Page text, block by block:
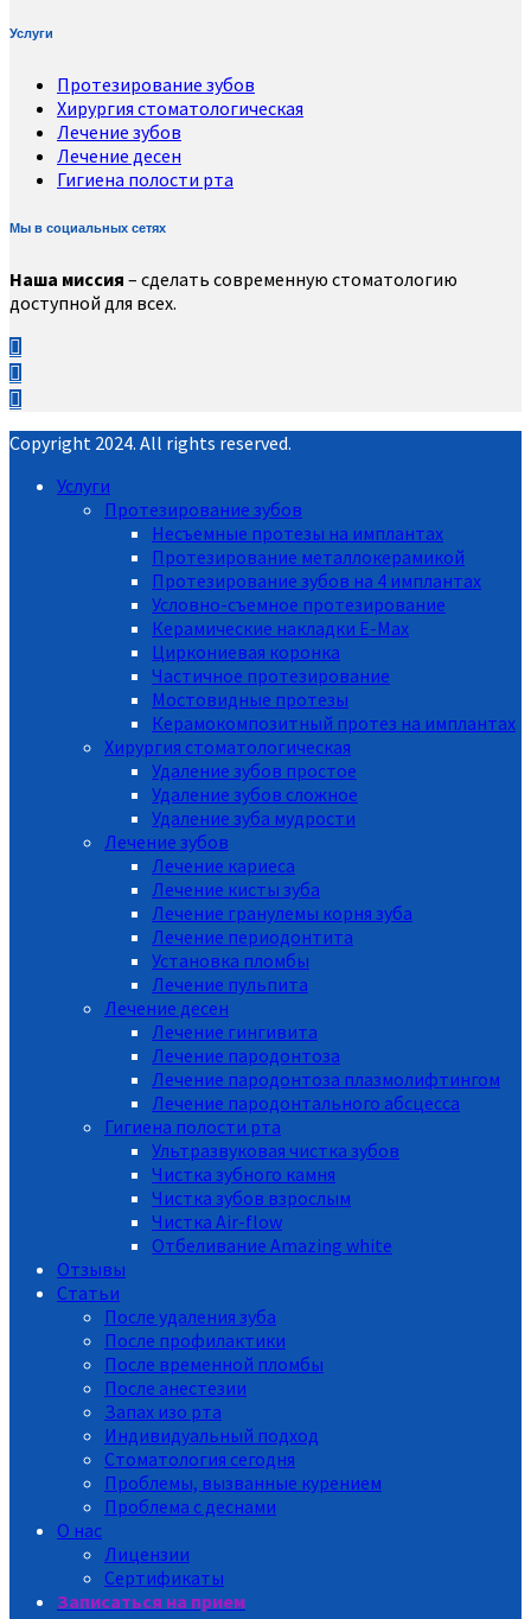
Услуги
Протезирование зубов
Хирургия стоматологическая
Лечение зубов
Лечение десен
Гигиена полости рта
Мы в социальных сетях
Наша миссия – сделать современную стоматологию
доступной для всех.
Copyright 2024. All rights reserved.
Услуги
Протезирование зубов
Несъемные протезы на имплантах
Протезирование металлокерамикой
Протезирование зубов на 4 имплантах
Условно-съемное протезирование
Керамические накладки E-Max
Циркониевая коронка
Частичное протезирование
Мостовидные протезы
Керамокомпозитный протез на имплантах
Хирургия стоматологическая
Удаление зубов простое
Удаление зубов сложное
Удаление зуба мудрости
Лечение зубов
Лечение кариеса
Лечение кисты зуба
Лечение гранулемы корня зуба
Лечение периодонтита
Установка пломбы
Лечение пульпита
Лечение десен
Лечение гингивита
Лечение пародонтоза
Лечение пародонтоза плазмолифтингом
Лечение пародонтального абсцесса
Гигиена полости рта
Ультразвуковая чистка зубов
Чистка зубного камня
Чистка зубов взрослым
Чистка Air-flow
Отбеливание Amazing white
Отзывы
Статьи
После удаления зуба
После профилактики
После временной пломбы
После анестезии
Запах изо рта
Индивидуальный подход
Стоматология сегодня
Проблемы, вызванные курением
Проблема с деснами
О нас
Лицензии
Сертификаты
Записаться на прием